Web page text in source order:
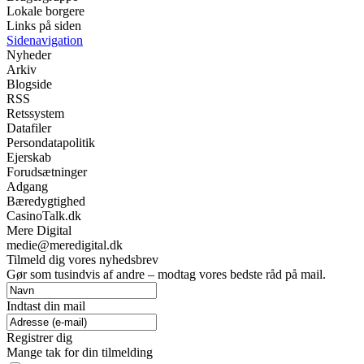
Lokale borgere
Links på siden
Sidenavigation
Nyheder
Arkiv
Blogside
RSS
Retssystem
Datafiler
Persondatapolitik
Ejerskab
Forudsætninger
Adgang
Bæredygtighed
CasinoTalk.dk
Mere Digital
medie@meredigital.dk
Tilmeld dig vores nyhedsbrev
Gør som tusindvis af andre – modtag vores bedste råd på mail.
Indtast din mail
Registrer dig
Mange tak for din tilmelding